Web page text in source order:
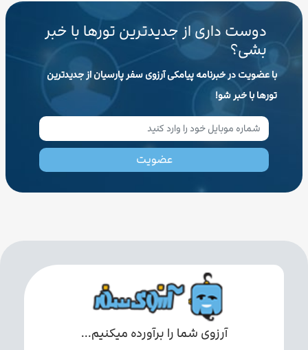
دوست داری از جدیدترین تورها با خبر
بشی؟
با عضویت در خبرنامه پیامکی آرزوی سفر پارسیان از جدیدترین
تورها با خبر شو!
عضویت
آرزوی شما را برآورده میکنیم...